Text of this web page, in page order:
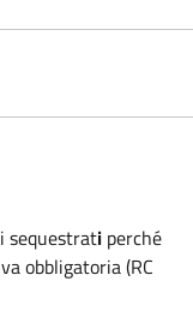
sequestrati perché
obbligatoria (RC